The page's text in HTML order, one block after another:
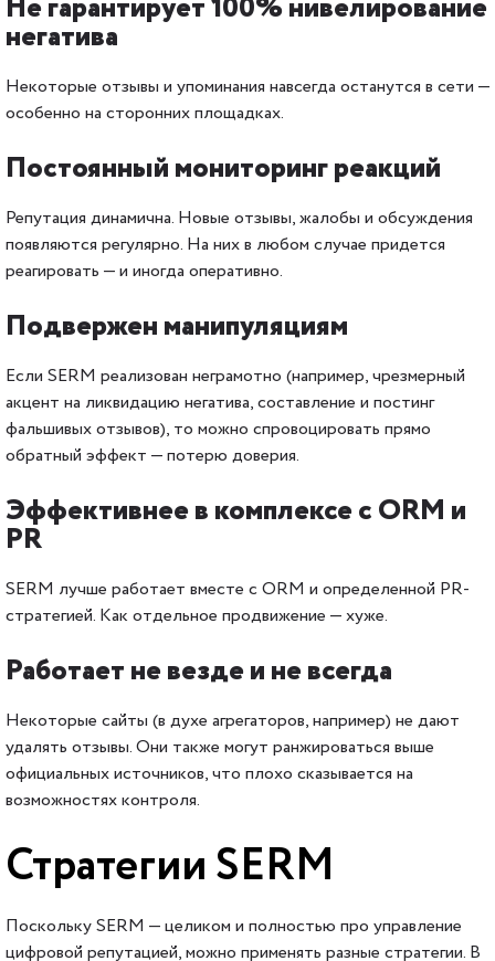
негатива
Некоторые отзывы и упоминания навсегда останутся в сети —
особенно на сторонних площадках.
Постоянный мониторинг реакций
Репутация динамична. Новые отзывы, жалобы и обсуждения
появляются регулярно. На них в любом случае придется
реагировать — и иногда оперативно.
Подвержен манипуляциям
Если SERM реализован неграмотно (например, чрезмерный
акцент на ликвидацию негатива, составление и постинг
фальшивых отзывов), то можно спровоцировать прямо
обратный эффект — потерю доверия.
Эффективнее в комплексе с ORM и
PR
SERM лучше работает вместе с ORM и определенной PR-
стратегией. Как отдельное продвижение — хуже.
Работает не везде и не всегда
Некоторые сайты (в духе агрегаторов, например) не дают
удалять отзывы. Они также могут ранжироваться выше
официальных источников, что плохо сказывается на
возможностях контроля.
Стратегии SERM
Поскольку SERM — целиком и полностью про управление
цифровой репутацией, можно применять разные стратегии. В